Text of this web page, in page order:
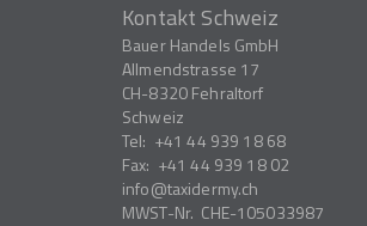
Kontakt Schweiz
Bauer Handels GmbH
Allmendstrasse 17
CH-8320Fehraltorf
Schweiz
Tel: +41 44 939 18 68
Fax: +41 44 939 18 02
info
taxidermy.ch
MWST-Nr. CHE-105033987